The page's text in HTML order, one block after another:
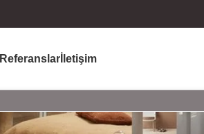
Referanslar İletişim